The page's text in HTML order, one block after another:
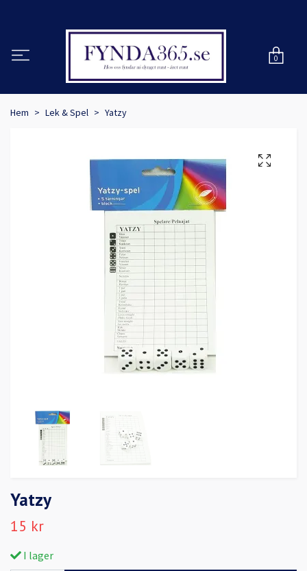
0
Hem Lek & Spel Yatzy
Yatzy
15 kr
I lager